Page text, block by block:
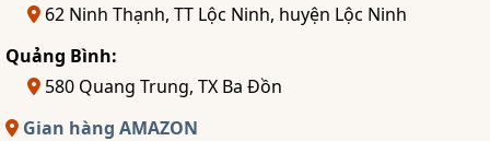
62 Ninh Thạnh, TT Lộc Ninh, huyện Lộc Ninh
Quảng Bình:
580 Quang Trung, TX Ba Đồn
Gian hàng AMAZON